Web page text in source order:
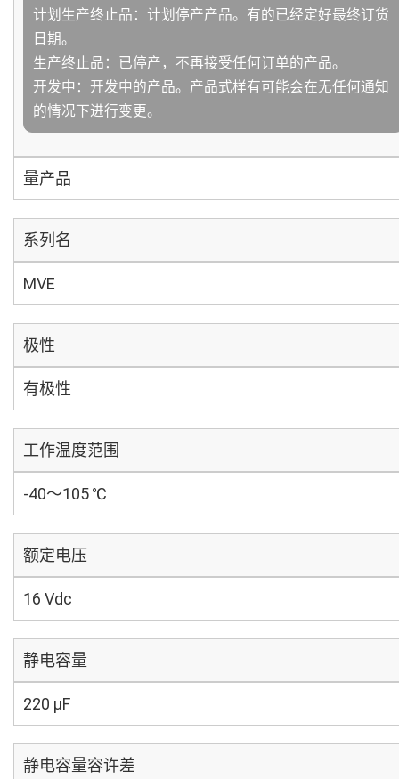
计划生产终止品：计划停产产品。有的已经定好最终订货
日期。
生产终止品：已停产，不再接受任何订单的产品。
开发中：开发中的产品。产品式样有可能会在无任何通知
的情况下进行变更。
量产品
系列名
MVE
极性
有极性
工作温度范围
-40～105 ℃
额定电压
16 Vdc
静电容量
220 µF
静电容量容许差